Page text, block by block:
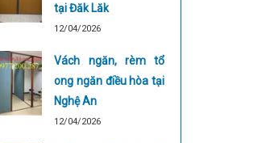
tại Đăk Lăk
12/04/2026
Vách ngăn, rèm tổ
ong ngăn điều hòa tại
Nghệ An
12/04/2026